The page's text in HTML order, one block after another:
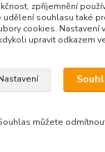
zpříjemnění
udělení souhlasu také
cookies. Nastavení
upravit odkazem
můžete